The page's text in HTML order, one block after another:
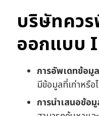
บริษัทคว
ออกแบบ
การอัพเดทข้อมู
มีข้อมูลที่เก่าหรื
การนำเสนอข้อ